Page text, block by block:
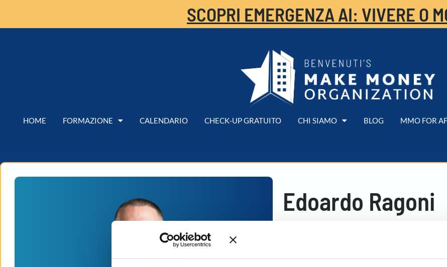
SCOPRI EMERGENZA AI: VIVERE O
HOME FORMAZIONE CALENDARIO CHECK-UP GRATUITO CHI SIAMO BLOG MMO FOR
Edoardo Ragoni
Nato a Pisa nel 1986, lavoro come